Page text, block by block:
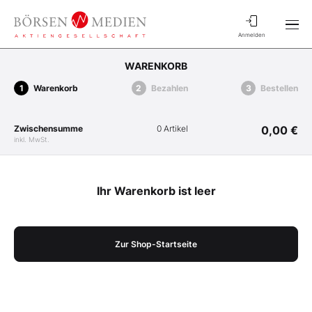
Anmelden
WARENKORB
Warenkorb Bezahlen Bestellen
Zwischensumme
inkl. MwSt.
0 Artikel 0,00 €
Ihr Warenkorb ist leer
Zur Shop-Startseite